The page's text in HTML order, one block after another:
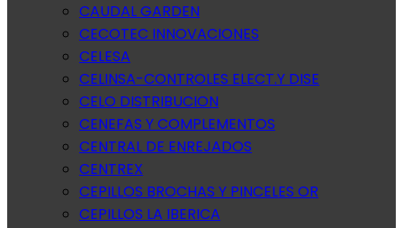
CAUDAL GARDEN
CECOTEC INNOVACIONES
CELESA
CELINSA-CONTROLES ELECT.Y DISE
CELO DISTRIBUCION
CENEFAS Y COMPLEMENTOS
CENTRAL DE ENREJADOS
CENTREX
CEPILLOS BROCHAS Y PINCELES OR
CEPILLOS LA IBERICA